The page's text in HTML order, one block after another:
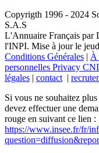
Copyrigth 1996 - 2024
S.A.S
L'Annuaire Français par
l'INPI. Mise à jour le
Conditions Générales | À
personnelles Privacy
légales | contact |
Si vous ne souhaitez
devez effectuer une
rouge en suivant ce lien :
https://www.insee.fr/fr/